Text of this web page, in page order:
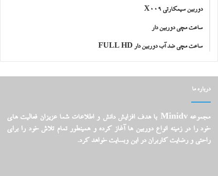
دوربین سیمکارتی X009
ساعت مچی دوربین دار
ساعت مچی ضد آب دوربین دار FULL HD
درباره ما
مجموعه Minidv با هدف افزایش دانش و اطلاعات شما عزیزان فعالیت های
خود را در زمینه انواع دوربین ها آغاز کرده و همینطور تمام تلاش خود را برای
راحتی و رضایت کاربران در این وبسایت خواهد کرد.